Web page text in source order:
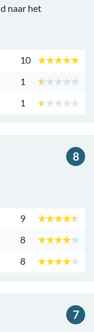
naar het
10
1
1
8
9
8
8
7